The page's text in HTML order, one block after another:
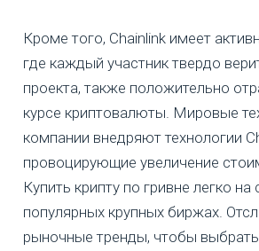
Кроме того, Chainlink имеет
где каждый участник твердо
проекта, также положительно
курсе криптовалюты. Мировые
компании внедряют технологии
провоцирующие увеличение
Купить крипту по гривне легко
популярных крупных биржах.
рыночные тренды, чтобы